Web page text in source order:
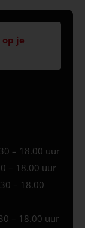
je
– 18.00 uur
– 18.00 uur
– 18.00
– 18.00 uur